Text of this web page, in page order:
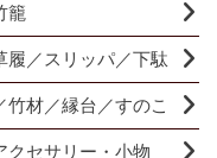
籠
履／スリッパ／下駄
竹材／縁台／すのこ
クセサリー・小物